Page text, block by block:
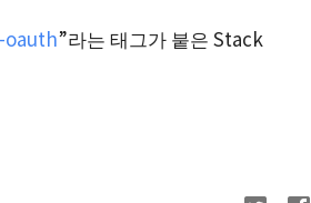
oauth”라는 태그가 붙은 Stack